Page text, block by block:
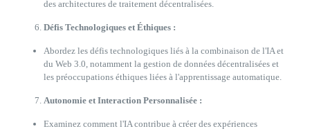
des architectures de traitement décentralisées.
Défis Technologiques et Éthiques :
Abordez les défis technologiques liés à la combinaison de l'IA et
du Web 3.0, notamment la gestion de données décentralisées et
les préoccupations éthiques liées à l'apprentissage automatique.
Autonomie et Interaction Personnalisée :
Examinez comment l'IA contribue à créer des expériences